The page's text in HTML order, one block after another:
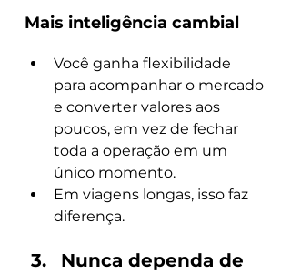
Mais inteligência cambial
Você ganha flexibilidade
para acompanhar o mercado
e converter valores aos
poucos, em vez de fechar
toda a operação em um
único momento.
Em viagens longas, isso faz
diferença.
Nunca dependa de